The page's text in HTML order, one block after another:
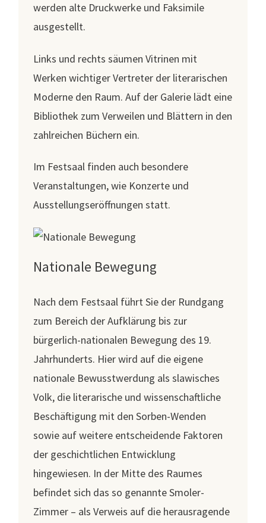
werden alte Druckwerke und Faksimile
ausgestellt.
Links und rechts säumen Vitrinen mit
Werken wichtiger Vertreter der literarischen
Moderne den Raum. Auf der Galerie lädt eine
Bibliothek zum Verweilen und Blättern in den
zahlreichen Büchern ein.
Im Festsaal finden auch besondere
Veranstaltungen, wie Konzerte und
Ausstellungseröffnungen statt.
Nationale Bewegung
Nach dem Festsaal führt Sie der Rundgang
zum Bereich der Aufklärung bis zur
bürgerlich-nationalen Bewegung des 19.
Jahrhunderts. Hier wird auf die eigene
nationale Bewusstwerdung als slawisches
Volk, die literarische und wissenschaftliche
Beschäftigung mit den Sorben-Wenden
sowie auf weitere entscheidende Faktoren
der geschichtlichen Entwicklung
hingewiesen. In der Mitte des Raumes
befindet sich das so genannte Smoler-
Zimmer – als Verweis auf die herausragende